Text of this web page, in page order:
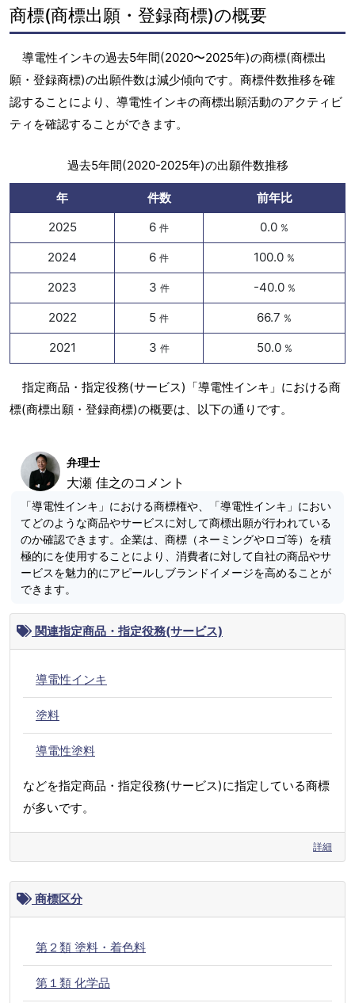
商標(商標出願・登録商標)の概要
導電性インキの過去5年間(2020〜2025年)の商標(商標出
願・登録商標)の出願件数は減少傾向です。商標件数推移を確
認することにより、導電性インキの商標出願活動のアクティビ
ティを確認することができます。
過去5年間(2020-2025年)の出願件数推移
年 件数
前年比
2025
6 件 0.0 %
2024 6 件 100.0 %
2023 3 件 -40.0 %
2022 5 件 66.7 %
2021 3 件 50.0 %
指定商品・指定役務(サービス)「導電性インキ」における商
標(商標出願・登録商標)の概要は、以下の通りです。
弁理士
大瀬 佳之のコメント
「導電性インキ」における商標権や、「導電性インキ」におい
てどのような商品やサービスに対して商標出願が行われている
のか確認できます。企業は、商標（ネーミングやロゴ等）を積
極的にを使用することにより、消費者に対して自社の商品やサ
ービスを魅力的にアピールしブランドイメージを高めることが
できます。
関連指定商品・指定役務(サービス)
導電性インキ
塗料
導電性塗料
などを指定商品・指定役務(サービス)に指定している商標
が多いです。
詳細
商標区分
第２類 塗料・着色料
第１類 化学品